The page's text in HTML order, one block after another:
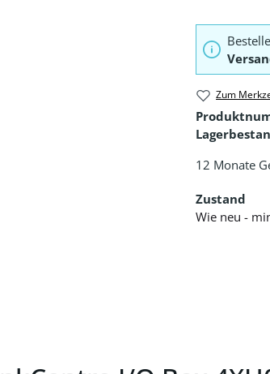
Zum
12 Monate
Zustand
Wie neu -